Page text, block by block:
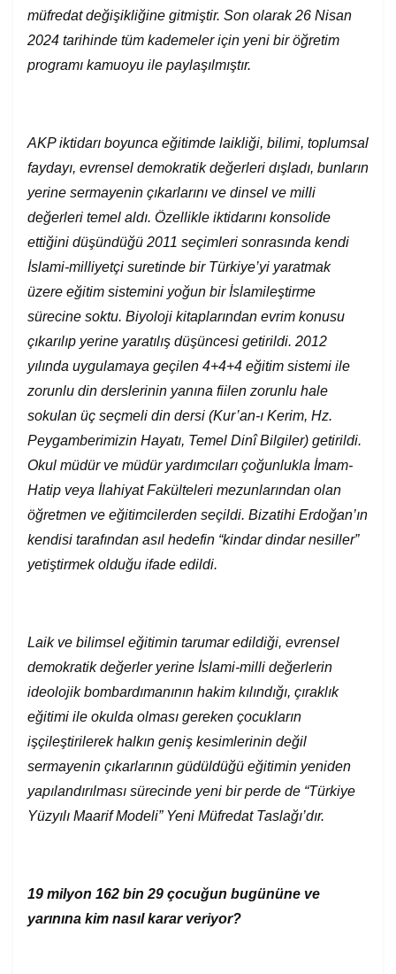
müfredat değişikliğine gitmiştir. Son olarak 26 Nisan
2024 tarihinde tüm kademeler için yeni bir öğretim
programı kamuoyu ile paylaşılmıştır.
AKP iktidarı boyunca eğitimde laikliği, bilimi, toplumsal
faydayı, evrensel demokratik değerleri dışladı, bunların
yerine sermayenin çıkarlarını ve dinsel ve milli
değerleri temel aldı. Özellikle iktidarını konsolide
ettiğini düşündüğü 2011 seçimleri sonrasında kendi
İslami-milliyetçi suretinde bir Türkiye’yi yaratmak
üzere eğitim sistemini yoğun bir İslamileştirme
sürecine soktu. Biyoloji kitaplarından evrim konusu
çıkarılıp yerine yaratılış düşüncesi getirildi. 2012
yılında uygulamaya geçilen 4+4+4 eğitim sistemi ile
zorunlu din derslerinin yanına fiilen zorunlu hale
sokulan üç seçmeli din dersi (Kur’an-ı Kerim, Hz.
Peygamberimizin Hayatı, Temel Dinî Bilgiler) getirildi.
Okul müdür ve müdür yardımcıları çoğunlukla İmam-
Hatip veya İlahiyat Fakülteleri mezunlarından olan
öğretmen ve eğitimcilerden seçildi. Bizatihi Erdoğan’ın
kendisi tarafından asıl hedefin “kindar dindar nesiller”
yetiştirmek olduğu ifade edildi.
Laik ve bilimsel eğitimin tarumar edildiği, evrensel
demokratik değerler yerine İslami-milli değerlerin
ideolojik bombardımanının hakim kılındığı, çıraklık
eğitimi ile okulda olması gereken çocukların
işçileştirilerek halkın geniş kesimlerinin değil
sermayenin çıkarlarının güdüldüğü eğitimin yeniden
yapılandırılması sürecinde yeni bir perde de “Türkiye
Yüzyılı Maarif Modeli” Yeni Müfredat Taslağı’dır.
19 milyon 162 bin 29 çocuğun bugününe ve
yarınına kim nasıl karar veriyor?